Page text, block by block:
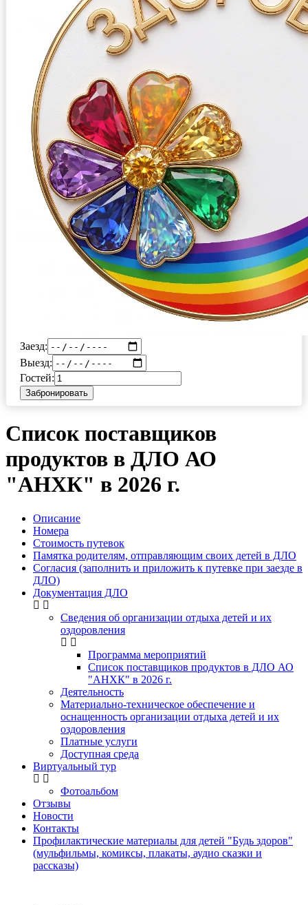
Заезд:
Выезд:
Гостей:
Забронировать
Список поставщиков
продуктов в ДЛО АО
"АНХК" в 2026 г.
Описание
Номера
Стоимость путевок
Памятка родителям, отправляющим своих детей в ДЛО
Согласия (заполнить и приложить к путевке при заезде в
ДЛО)
Документация ДЛО
Сведения об организации отдыха детей и их
оздоровления
Программа мероприятий
Список поставщиков продуктов в ДЛО АО
"АНХК" в 2026 г.
Деятельность
Материально-техническое обеспечение и
оснащенность организации отдыха детей и их
оздоровления
Платные услуги
Доступная среда
Виртуальный тур
Фотоальбом
Отзывы
Новости
Контакты
Профилактические материалы для детей "Будь здоров"
(мульфильмы, комиксы, плакаты, аудио сказки и
рассказы)